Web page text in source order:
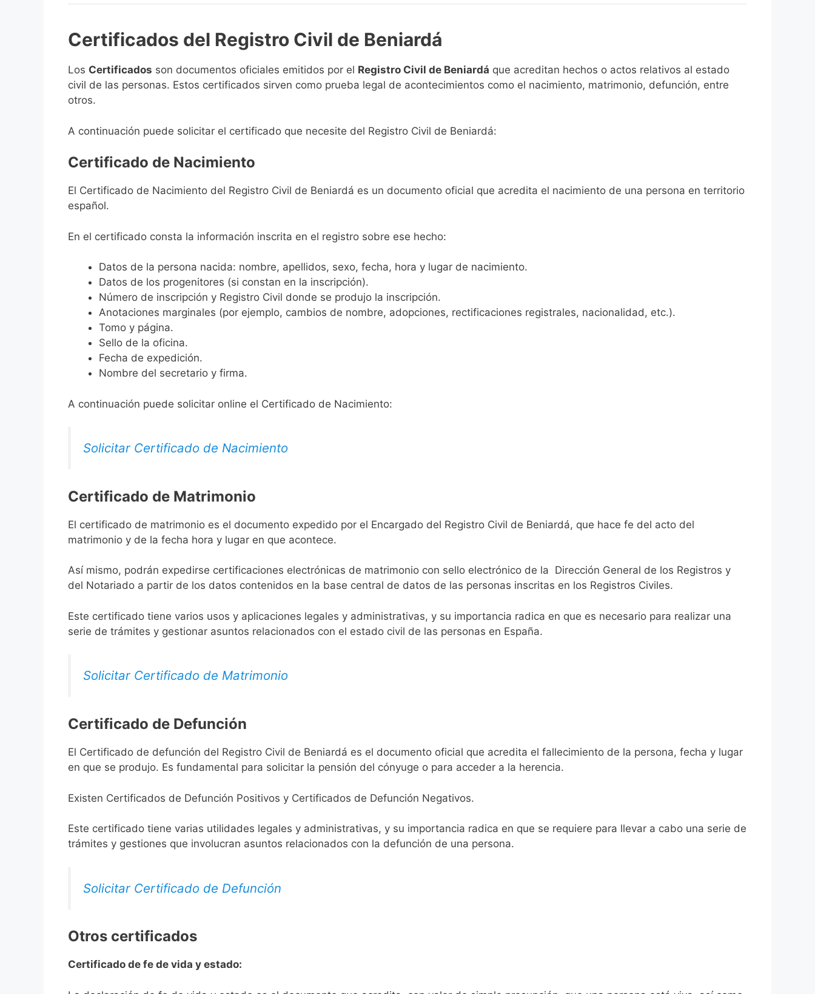
Certificados del Registro Civil de Beniardá
Los Certificados son documentos oficiales emitidos por el Registro Civil de Beniardá que acreditan hechos o actos relativos al estado
civil de las personas. Estos certificados sirven como prueba legal de acontecimientos como el nacimiento, matrimonio, defunción, entre
otros.
A continuación puede solicitar el certificado que necesite del Registro Civil de Beniardá:
Certificado de Nacimiento
El Certificado de Nacimiento del Registro Civil de Beniardá es un documento oficial que acredita el nacimiento de una persona en territorio
español.
En el certificado consta la información inscrita en el registro sobre ese hecho:
Datos de la persona nacida: nombre, apellidos, sexo, fecha, hora y lugar de nacimiento.
Datos de los progenitores (si constan en la inscripción).
Número de inscripción y Registro Civil donde se produjo la inscripción.
Anotaciones marginales (por ejemplo, cambios de nombre, adopciones, rectificaciones registrales, nacionalidad, etc.).
Tomo y página.
Sello de la oficina.
Fecha de expedición.
Nombre del secretario y firma.
A continuación puede solicitar online el Certificado de Nacimiento:
Solicitar Certificado de Nacimiento
Certificado de Matrimonio
El certificado de matrimonio es el documento expedido por el Encargado del Registro Civil de Beniardá, que hace fe del acto del
matrimonio y de la fecha hora y lugar en que acontece.
Así mismo, podrán expedirse certificaciones electrónicas de matrimonio con sello electrónico de la Dirección General de los Registros y
del Notariado a partir de los datos contenidos en la base central de datos de las personas inscritas en los Registros Civiles.
Este certificado tiene varios usos y aplicaciones legales y administrativas, y su importancia radica en que es necesario para realizar una
serie de trámites y gestionar asuntos relacionados con el estado civil de las personas en España.
Solicitar Certificado de Matrimonio
Certificado de Defunción
El Certificado de defunción del Registro Civil de Beniardá es el documento oficial que acredita el fallecimiento de la persona, fecha y lugar
en que se produjo. Es fundamental para solicitar la pensión del cónyuge o para acceder a la herencia.
Existen Certificados de Defunción Positivos y Certificados de Defunción Negativos.
Este certificado tiene varias utilidades legales y administrativas, y su importancia radica en que se requiere para llevar a cabo una serie de
trámites y gestiones que involucran asuntos relacionados con la defunción de una persona.
Solicitar Certificado de Defunción
Otros certificados
Certificado de fe de vida y estado: